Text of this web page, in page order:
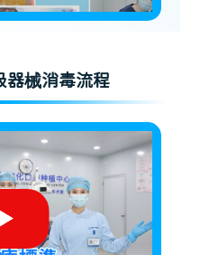
器械消毒流程